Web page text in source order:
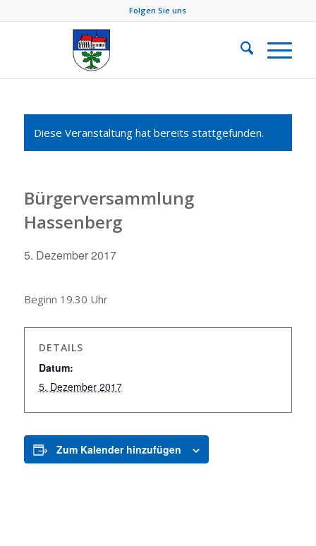
Folgen Sie uns
Diese Veranstaltung hat bereits stattgefunden.
Bürgerversammlung
Hassenberg
5. Dezember 2017
Beginn 19.30 Uhr
DETAILS
Datum:
5. Dezember 2017
Zum Kalender hinzufügen